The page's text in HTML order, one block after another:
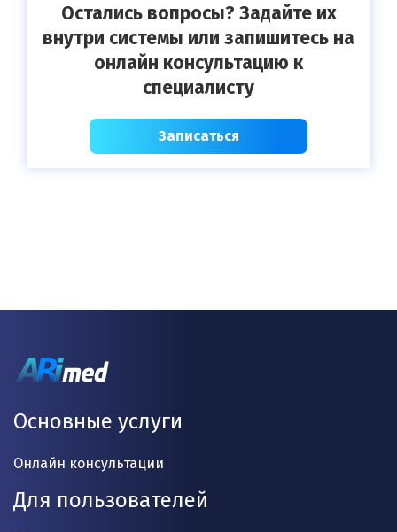
Остались вопросы? Задайте их
внутри системы или запишитесь на
онлайн консультацию к
специалисту
Записаться
Основные услуги
Онлайн консультации
Для пользователей